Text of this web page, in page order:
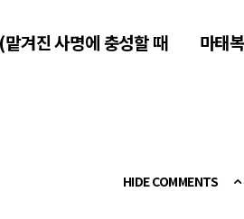
겨진 사명에 충성할 때
마태
HIDE COMMENTS